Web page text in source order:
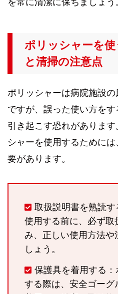
を常に清潔に保ちましょう
ポリッシャーを
と清掃の注意点
ポリッシャーは病院施設
ですが、誤った使い方を
引き起こす恐れがありま
シャーを使用するために
要があります。
取扱説明書を熟読
使用する前に、必ず取
み、正しい使用方法や
しょう。
保護具を着用する
する際は、安全ゴーグ